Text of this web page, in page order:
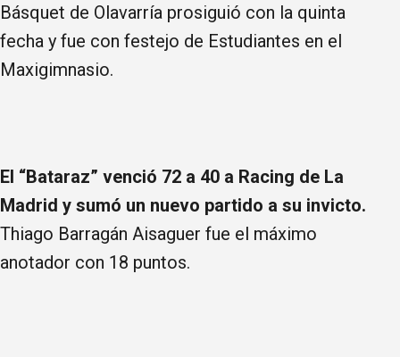
Básquet de Olavarría prosiguió con la quinta
fecha y fue con festejo de Estudiantes en el
Maxigimnasio.
El “Bataraz” venció 72 a 40 a Racing de La
Madrid y sumó un nuevo partido a su invicto.
Thiago Barragán Aisaguer fue el máximo
anotador con 18 puntos.